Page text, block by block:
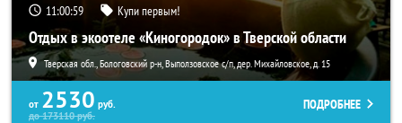
11:00:59 Купи первым!
Отдых в экоотеле «Киногородок» в Тверской области
Тверская обл., Бологовский р-н, Выползовское с/п, дер. Михайловское, д. 15
от 2530 руб.
до173110руб.
ПОДРОБНЕЕ